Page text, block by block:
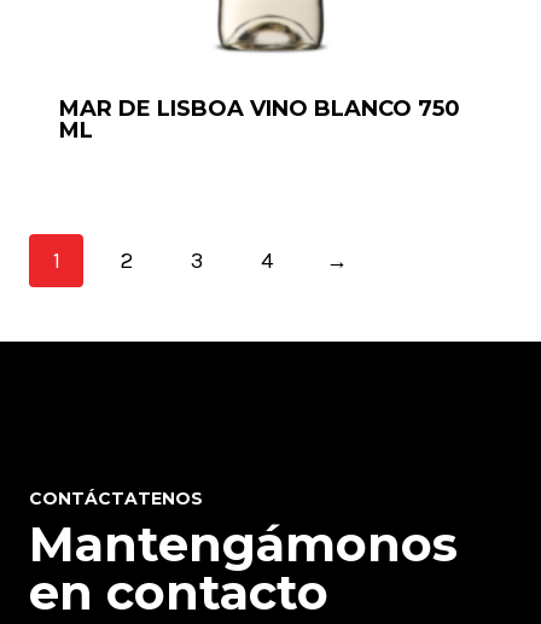
MAR DE LISBOA VINO BLANCO 750
ML
1 2 3 4 →
CONTÁCTATENOS
Mantengámonos
en contacto